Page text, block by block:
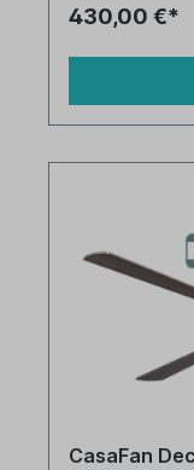
430,00 €*
CasaFan